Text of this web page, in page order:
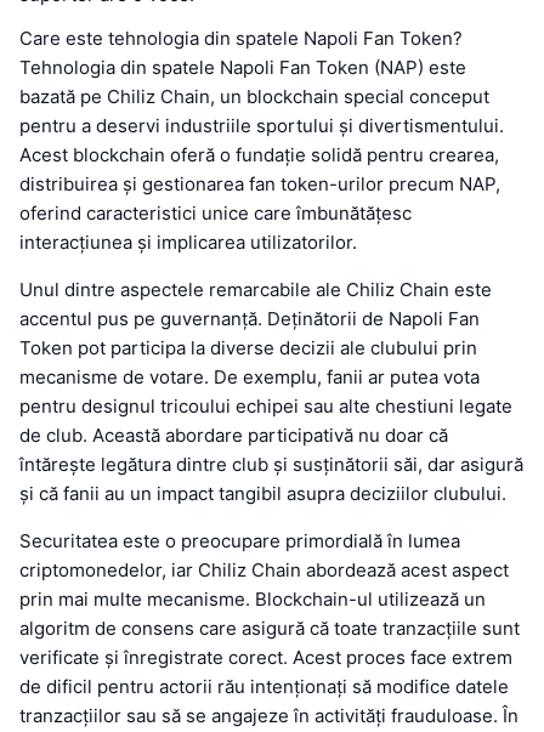
Care este tehnologia din spatele Napoli Fan Token?
Tehnologia din spatele Napoli Fan Token (NAP) este
bazată pe Chiliz Chain, un blockchain special conceput
pentru a deservi industriile sportului și divertismentului.
Acest blockchain oferă o fundație solidă pentru crearea,
distribuirea și gestionarea fan token-urilor precum NAP,
oferind caracteristici unice care îmbunătățesc
interacțiunea și implicarea utilizatorilor.
Unul dintre aspectele remarcabile ale Chiliz Chain este
accentul pus pe guvernanță. Deținătorii de Napoli Fan
Token pot participa la diverse decizii ale clubului prin
mecanisme de votare. De exemplu, fanii ar putea vota
pentru designul tricoului echipei sau alte chestiuni legate
de club. Această abordare participativă nu doar că
întărește legătura dintre club și susținătorii săi, dar asigură
și că fanii au un impact tangibil asupra deciziilor clubului.
Securitatea este o preocupare primordială în lumea
criptomonedelor, iar Chiliz Chain abordează acest aspect
prin mai multe mecanisme. Blockchain-ul utilizează un
algoritm de consens care asigură că toate tranzacțiile sunt
verificate și înregistrate corect. Acest proces face extrem
de dificil pentru actorii rău intenționați să modifice datele
tranzacțiilor sau să se angajeze în activități frauduloase. În